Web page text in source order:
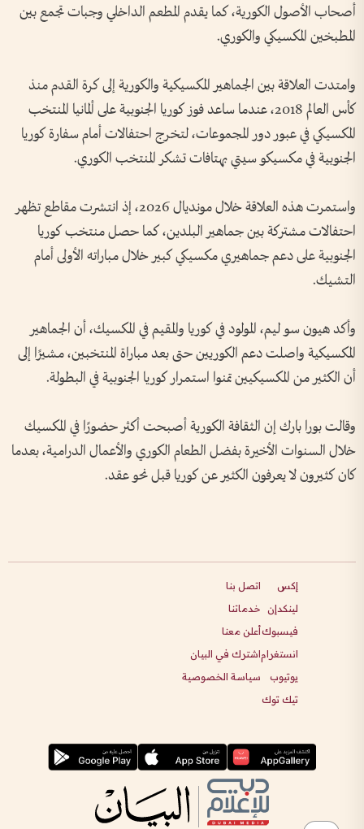
أصحاب الأصول الكورية، كما يقدم المطعم الداخلي وجبات تجمع بين
المطبخين المكسيكي والكوري.
وامتدت العلاقة بين الجماهير المكسيكية والكورية إلى كرة القدم منذ
كأس العالم 2018، عندما ساعد فوز كوريا الجنوبية على ألمانيا المنتخب
المكسيكي في عبور دور المجموعات، لتخرج احتفالات أمام سفارة كوريا
الجنوبية في مكسيكو سيتي بهتافات تشكر المنتخب الكوري.
واستمرت هذه العلاقة خلال مونديال 2026، إذ انتشرت مقاطع تظهر
احتفالات مشتركة بين جماهير البلدين، كما حصل منتخب كوريا
الجنوبية على دعم جماهيري مكسيكي كبير خلال مباراته الأولى أمام
التشيك.
وأكد هيون سو ليم، المولود في كوريا والمقيم في المكسيك، أن الجماهير
المكسيكية واصلت دعم الكوريين حتى بعد مباراة المنتخبين، مشيرًا إلى
أن الكثير من المكسيكيين تمنوا استمرار كوريا الجنوبية في البطولة.
وقالت بورا بارك إن الثقافة الكورية أصبحت أكثر حضورًا في المكسيك
خلال السنوات الأخيرة بفضل الطعام الكوري والأعمال الدرامية، بعدما
كان كثيرون لا يعرفون الكثير عن كوريا قبل نحو عقد.
إكس
لينكدإن
فيسبوك
انستغرام
يوتيوب
تيك توك
اتصل بنا
خدماتنا
أعلن معنا
اشترك في البيان
سياسة الخصوصية